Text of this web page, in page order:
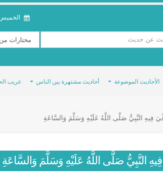
الخميس، 23 صفر
الأحاديث الموضوعة أحاديث مشتهرة بين الناس غريب
فِيهِ النَّبِيُّ صَلَّى اللَّهُ عَلَيْهِ وَسَلَّمَ وَالسَّاعَةِ
النَّبِيُّ صَلَّى اللَّهُ عَلَيْهِ وَسَلَّمَ وَالسَّاعَةِ